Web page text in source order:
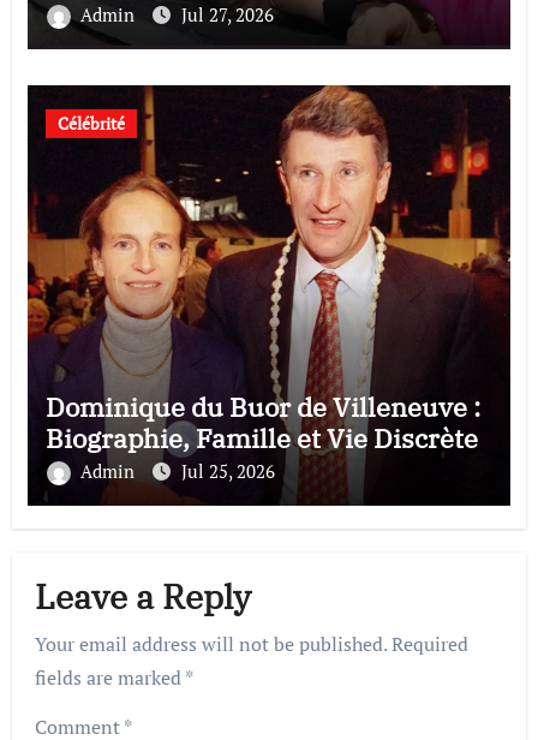
Admin Jul 27, 2026
Célébrité
Dominique du Buor de Villeneuve :
Biographie, Famille et Vie Discrète
Admin Jul 25, 2026
Leave a Reply
Your email address will not be published.Required
fields are marked*
Comment*